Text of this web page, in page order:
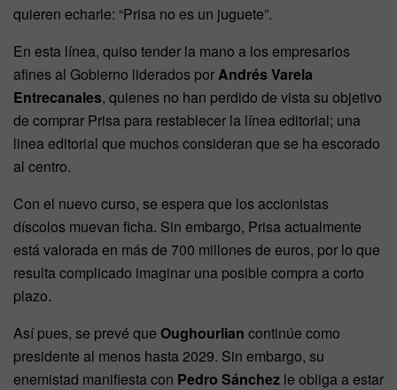
quieren echarle: “Prisa no es un juguete”.
En esta línea, quiso tender la mano a los empresarios
afines al Gobierno liderados por Andrés Varela
Entrecanales, quienes no han perdido de vista su objetivo
de comprar Prisa para restablecer la línea editorial; una
linea editorial que muchos consideran que se ha escorado
al centro.
Con el nuevo curso, se espera que los accionistas
díscolos muevan ficha. Sin embargo, Prisa actualmente
está valorada en más de 700 millones de euros, por lo que
resulta complicado imaginar una posible compra a corto
plazo.
Así pues, se prevé que Oughourlian continúe como
presidente al menos hasta 2029. Sin embargo, su
enemistad manifiesta con Pedro Sánchez le obliga a estar